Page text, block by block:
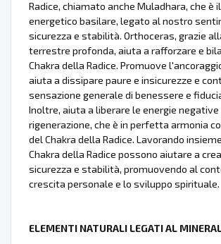
Radice, chiamato anche Muladhara, che è
energetico basilare, legato al nostro
sicurezza e stabilità. Orthoceras, grazie
terrestre profonda, aiuta a rafforzare e
Chakra della Radice. Promuove
aiuta a dissipare paure e insicurezze e
sensazione generale di benessere e
Inoltre, aiuta a liberare le energie
rigenerazione, che è in perfetta armonia
del Chakra della Radice. Lavorando
Chakra della Radice possono aiutare a
sicurezza e stabilità, promuovendo al
crescita personale e lo sviluppo spirituale.
ELEMENTI NATURALI LEGATI AL